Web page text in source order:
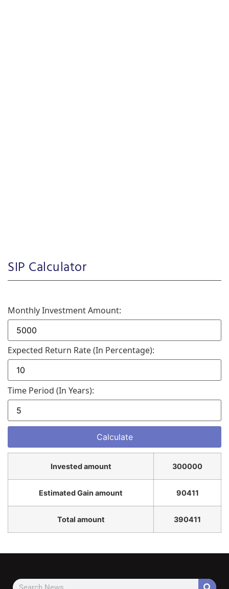
SIP Calculator
Monthly Investment Amount:
Expected Return Rate (in Percentage):
Time Period (in Years):
Invested amount 300000
Estimated Gain amount 90411
Total amount 390411